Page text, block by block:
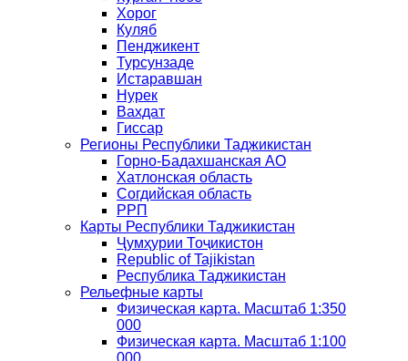
Хорог
Куляб
Пенджикент
Турсунзаде
Истаравшан
Нурек
Вахдат
Гиссар
Регионы Республики Таджикистан
Горно-Бадахшанская АО
Хатлонская область
Согдийская область
РРП
Карты Республики Таджикистан
Ҷумҳурии Тоҷикистон
Republic of Tajikistan
Республика Таджикистан
Рельефные карты
Физическая карта. Масштаб 1:350
000
Физическая карта. Масштаб 1:100
000